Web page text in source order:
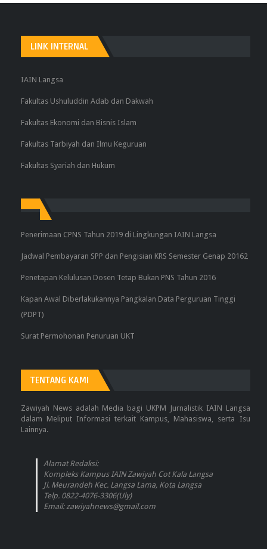
LINK INTERNAL
IAIN Langsa
Fakultas Ushuluddin Adab dan Dakwah
Fakultas Ekonomi dan Bisnis Islam
Fakultas Tarbiyah dan Ilmu Keguruan
Fakultas Syariah dan Hukum
Penerimaan CPNS Tahun 2019 di Lingkungan IAIN Langsa
Jadwal Pembayaran SPP dan Pengisian KRS Semester Genap 20162
Penetapan Kelulusan Dosen Tetap Bukan PNS Tahun 2016
Kapan Awal Diberlakukannya Pangkalan Data Perguruan Tinggi
(PDPT)
Surat Permohonan Penuruan UKT
TENTANG KAMI
Zawiyah News adalah Media bagi UKPM Jurnalistik IAIN Langsa
dalam Meliput Informasi terkait Kampus, Mahasiswa, serta Isu
Lainnya.
Alamat Redaksi:
Kompleks Kampus IAIN Zawiyah Cot Kala Langsa
Jl. Meurandeh Kec. Langsa Lama, Kota Langsa
Telp. 0822-4076-3306(Uly)
Email: zawiyahnews@gmail.com